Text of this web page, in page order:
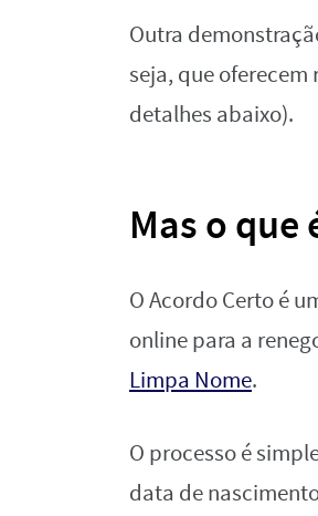
Outra
seja, que
detalhes abaixo).
Mas o que
O Acordo Certo é
online para a
Limpa Nome.
O processo é
data de